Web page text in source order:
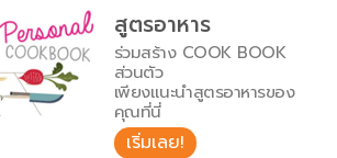
หน่วยการตวง
อุณหภูมิ
น้ำหนักวัตถุดิบ
สูตรอาหาร
ร่วมสร้าง COOK BOOK
ส่วนตัว
เพียงแนะนำสูตรอาหารของ
คุณที่นี่
เริ่มเลย!